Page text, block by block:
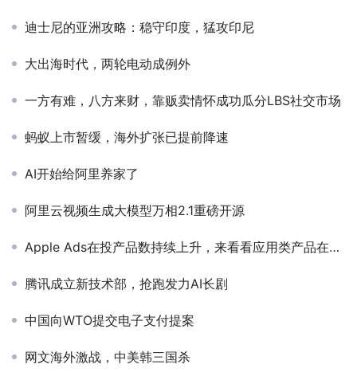
迪士尼的亚洲攻略：稳守印度，猛攻印尼
大出海时代，两轮电动成例外
一方有难，八方来财，靠贩卖情怀成功瓜分LBS社交市场
蚂蚁上市暂缓，海外扩张已提前降速
AI开始给阿里养家了
阿里云视频生成大模型万相2.1重磅开源
Apple Ads在投产品数持续上升，来看看应用类产品在热词下的竞争大势
腾讯成立新技术部，抢跑发力AI长剧
中国向WTO提交电子支付提案
网文海外激战，中美韩三国杀